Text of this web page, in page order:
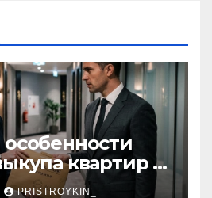
квартир в
PRISTROYKIN_